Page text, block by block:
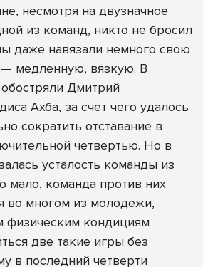
несмотря на двузначное
из команд, никто не бросил
даже навязали немного свою
медленную, вязкую. В
Дмитрий
Ахба, за счет чего удалось
сократить отставание в
четвертью. Но в
усталость команды из
мало, команда против них
во многом из молодежи,
физическим кондициям
две такие игры без
в последний четверти